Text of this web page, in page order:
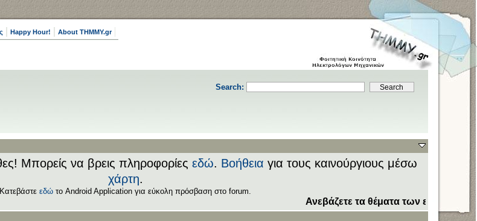
Happy Hour! About THMMY.gr
Search:
Μπορείς να βρεις πληροφορίες εδώ. Βοήθεια για τους καινούργιους μέσω
χάρτη.
Κατεβάστε εδώ το Android Application για εύκολη πρόσβαση στο forum.
Ανεβάζετε τα θέματα των εξετάσεων στον